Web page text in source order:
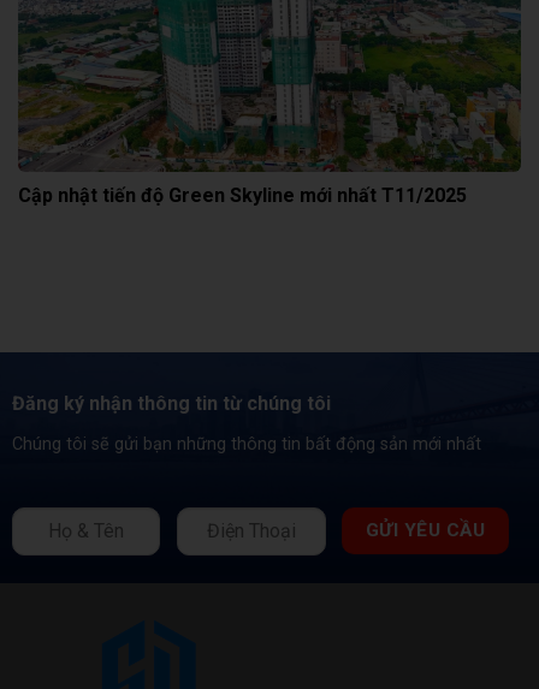
Cập nhật tiến độ Green Skyline mới nhất T11/2025
Đăng ký nhận thông tin từ chúng tôi
Chúng tôi sẽ gửi bạn những thông tin bất động sản mới nhất